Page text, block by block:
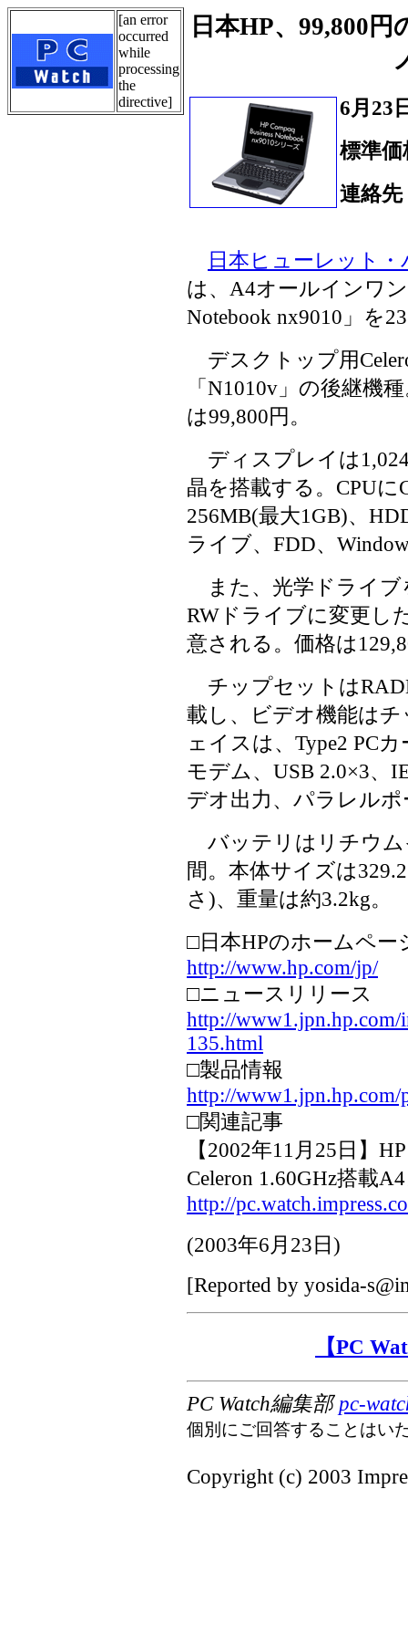
[an error
occurred
while
processing
the
directive]
日本HP、99,800
6月23
標準価
連絡
日本ヒューレット
は、A4オールインワン
Notebook nx9010」を
デスクトップ用
「N1010v」の後継機
は99,800円。
ディスプレイは
晶を搭載する。CPUに
256MB(最大1GB)、
ライブ、FDD、
また、光学ドライブ
RWドライブに変更し
意される。価格は
チップセットは
載し、ビデオ機能は
ェイスは、Type2 PC
モデム、USB 2.0×3、
デオ出力、パラレル
バッテリはリチウム
間。本体サイズは
さ)、重量は約3.2kg。
□日本HPのホームペー
http://www.hp.com/jp/
□ニュースリリース
http://
135.html
□製品情報
http://www1.jpn.hp.com/
□関連記事
【2002年11月25日】
Celeron 1.60GHz搭載
http://
(2003年6月23日 )
[Reported by yosida-
【PC
PC Watch編集部pc-
個別にご回答することはい
Copyright (c) 2003